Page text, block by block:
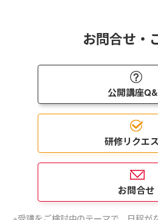
「実践！交渉力向上研修～商
」もご用意
事前準備の仕方と相手に自分
感が伝わる形で話す表現方法
前倒しの調整を行う（ケース
②コミュニケーションの基本
らえる伝え方
③言いにくいことを伝える方法
～具体的なケーススタディに
お問合せ・
公開講座
研修リクエ
お問合せ